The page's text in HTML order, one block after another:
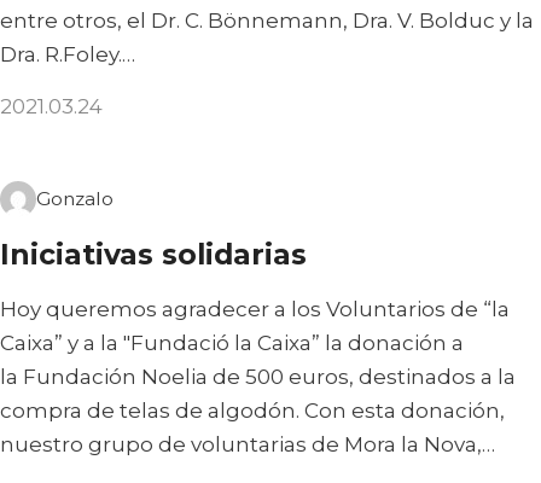
entre otros, el Dr. C. Bönnemann, Dra. V. Bolduc y la
Dra. R.Foley.…
2021.03.24
Gonzalo
Iniciativas solidarias
Hoy queremos agradecer a los Voluntarios de “la
Caixa” y a la "Fundació la Caixa” la donación a
la Fundación Noelia de 500 euros, destinados a la
compra de telas de algodón. Con esta donación,
nuestro grupo de voluntarias de Mora la Nova,…